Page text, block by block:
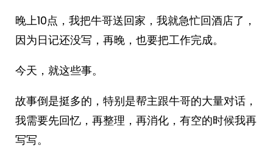
晚上10点，我把牛哥送回家，我就急忙回酒店了，
因为日记还没写，再晚，也要把工作完成。
今天，就这些事。
故事倒是挺多的，特别是帮主跟牛哥的大量对话，
我需要先回忆，再整理，再消化，有空的时候我再
写写。